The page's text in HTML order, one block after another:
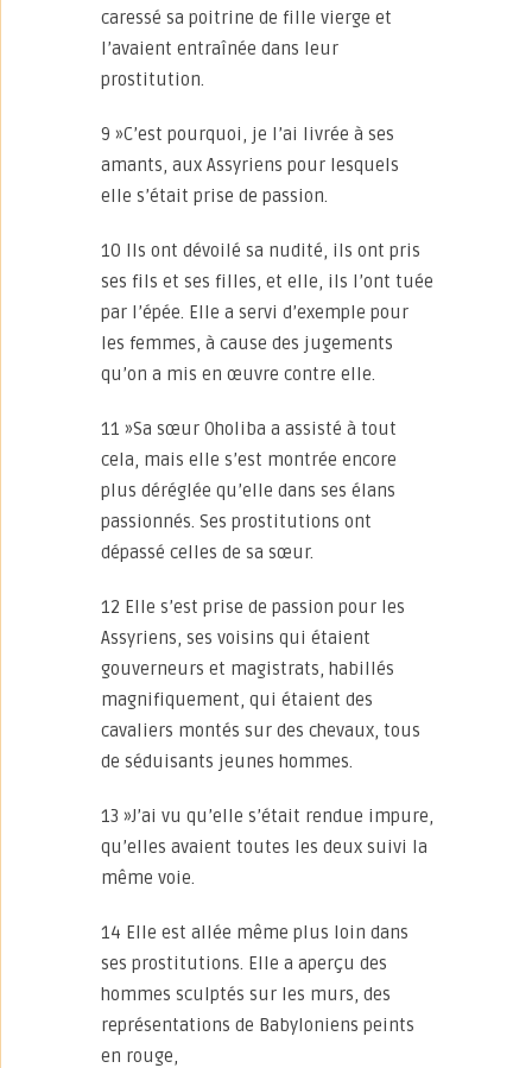
caressé sa poitrine de fille vierge et
l’avaient entraînée dans leur
prostitution.
9 »C’est pourquoi, je l’ai livrée à ses
amants, aux Assyriens pour lesquels
elle s’était prise de passion.
10 Ils ont dévoilé sa nudité, ils ont pris
ses fils et ses filles, et elle, ils l’ont tuée
par l’épée. Elle a servi d’exemple pour
les femmes, à cause des jugements
qu’on a mis en œuvre contre elle.
11 »Sa sœur Oholiba a assisté à tout
cela, mais elle s’est montrée encore
plus déréglée qu’elle dans ses élans
passionnés. Ses prostitutions ont
dépassé celles de sa sœur.
12 Elle s’est prise de passion pour les
Assyriens, ses voisins qui étaient
gouverneurs et magistrats, habillés
magnifiquement, qui étaient des
cavaliers montés sur des chevaux, tous
de séduisants jeunes hommes.
13 »J’ai vu qu’elle s’était rendue impure,
qu’elles avaient toutes les deux suivi la
même voie.
14 Elle est allée même plus loin dans
ses prostitutions. Elle a aperçu des
hommes sculptés sur les murs, des
représentations de Babyloniens peints
en rouge,